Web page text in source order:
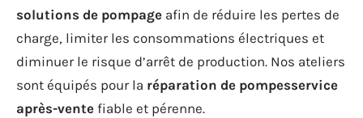
solutions de pompage afin de réduire les pertes de
charge, limiter les consommations électriques et
diminuer le risque d’arrêt de production. Nos ateliers
sont équipés pour la réparation de pompesservice
après-vente fiable et pérenne.